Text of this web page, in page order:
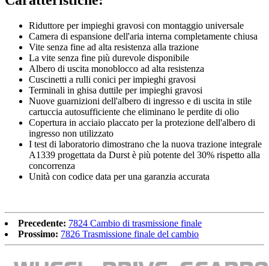
Riduttore per impieghi gravosi con montaggio universale
Camera di espansione dell'aria interna completamente chiusa
Vite senza fine ad alta resistenza alla trazione
La vite senza fine più durevole disponibile
Albero di uscita monoblocco ad alta resistenza
Cuscinetti a rulli conici per impieghi gravosi
Terminali in ghisa duttile per impieghi gravosi
Nuove guarnizioni dell'albero di ingresso e di uscita in stile
cartuccia autosufficiente che eliminano le perdite di olio
Copertura in acciaio placcato per la protezione dell'albero di
ingresso non utilizzato
I test di laboratorio dimostrano che la nuova trazione integrale
A1339 progettata da Durst è più potente del 30% rispetto alla
concorrenza
Unità con codice data per una garanzia accurata
Precedente: 7824 Cambio di trasmissione finale
Prossimo: 7826 Trasmissione finale del cambio